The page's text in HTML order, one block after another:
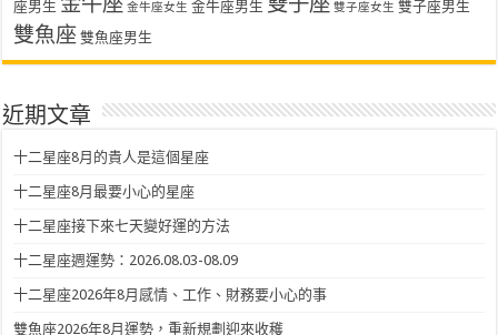
座男生
金牛座女生 金牛座男生 雙子座女生 雙子座男生
雙魚座 雙魚座男生
近期文章
十二星座8月的貴人是這個星座
十二星座8月最要小心的星座
十二星座接下來七天變好運的方法
十二星座週運勢：2026.08.03-08.09
十二星座2026年8月感情、工作、財務要小心的事
雙魚座2026年8月運勢，重新規劃迎來收穫